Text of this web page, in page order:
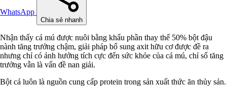
WhatsApp
Chia sẻ nhanh
Nhận thấy cá mú được nuôi bằng khẩu phần thay thế 50% bột đậu
nành tăng trưởng chậm, giải pháp bổ sung axit hữu cơ được đề ra
nhưng chỉ có ảnh hưởng tích cực đến sức khỏe của cá mú, chỉ số tăng
trưởng vẫn là vấn đề nan giải.
Bột cá luôn là nguồn cung cấp protein trong sản xuất thức ăn thủy sản.